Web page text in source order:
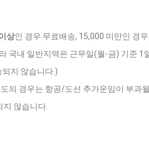
상인 경우 무료배송, 15,000 미만인 경
국내 일반지역은 근무일(월-금) 기준
지 않습니다.)
의 경우는 항공/도선 추가운임이 부과
않습니다.